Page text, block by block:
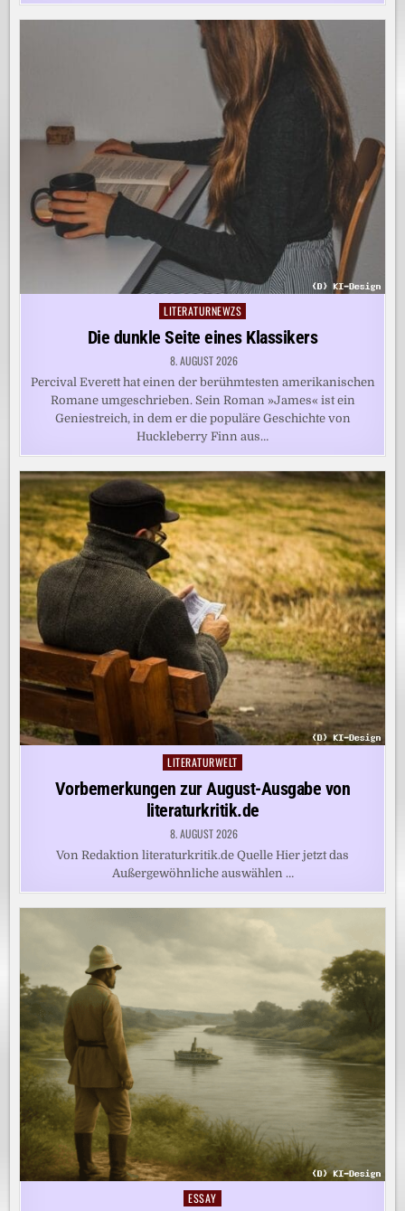
Posted
in
LITERATURNEWZS
Die dunkle Seite eines Klassikers
8. AUGUST 2026
Percival Everett hat einen der berühmtesten amerikanischen
Romane umgeschrieben. Sein Roman »James« ist ein
Geniestreich, in dem er die populäre Geschichte von
Huckleberry Finn aus…
Posted
LITERATURWELT
Vorbemerkungen zur August-Ausgabe von
literaturkritik.de
8. AUGUST 2026
Von Redaktion literaturkritik.de Quelle Hier jetzt das
Außergewöhnliche auswählen …
Posted
ESSAY